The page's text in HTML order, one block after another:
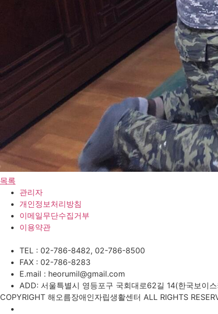
목록
관리자
개인정보처리방침
이메일무단수집거부
이용약관
TEL : 02-786-8482, 02-786-8500
FAX : 02-786-8283
E.mail : heorumil@gmail.com
ADD: 서울특별시 영등포구 국회대로62길 14(한국보이
COPYRIGHT 해오름장애인자립생활센터 ALL RIGHTS